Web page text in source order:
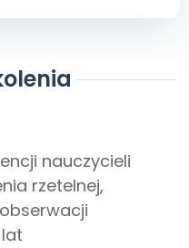
nauczycieli
rzetelnej,